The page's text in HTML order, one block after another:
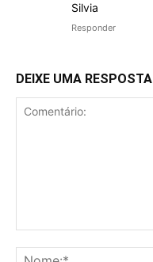
Silvia
Responder
DEIXE UMA RESPOSTA